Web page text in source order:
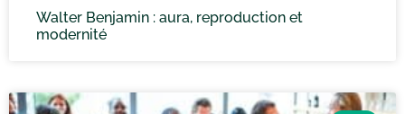
Walter Benjamin : aura, reproduction et
modernité